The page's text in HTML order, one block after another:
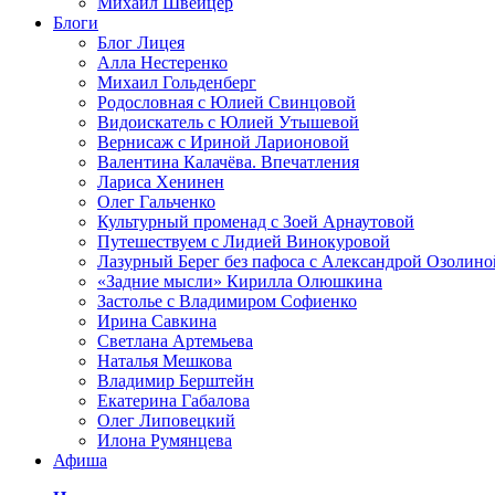
Блоги
Блог Лицея
Алла Нестеренко
Михаил Гольденберг
Родословная с Юлией Свинцовой
Видоискатель с Юлией Утышевой
Вернисаж с Ириной Ларионовой
Валентина Калачёва. Впечатления
Лариса Хенинен
Олег Гальченко
Культурный променад с Зоей Арнаутовой
Путешествуем с Лидией Винокуровой
Лазурный Берег без пафоса с Александрой
«Задние мысли» Кирилла Олюшкина
Застолье с Владимиром Софиенко
Ирина Савкина
Светлана Артемьева
Наталья Мешкова
Владимир Берштейн
Екатерина Габалова
Олег Липовецкий
Илона Румянцева
Афиша